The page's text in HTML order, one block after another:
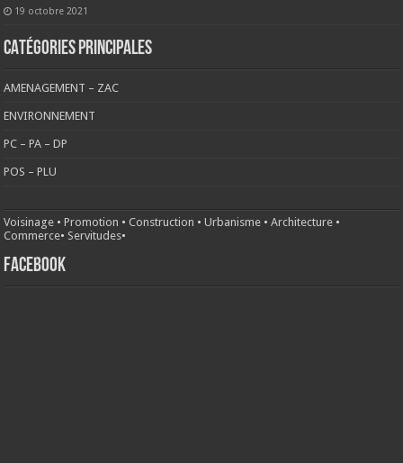
19 octobre 2021
CATÉGORIES PRINCIPALES
AMENAGEMENT – ZAC
ENVIRONNEMENT
PC – PA – DP
POS – PLU
Voisinage •Promotion •Construction •Urbanisme •Architecture •
Commerce• Servitudes•
FACEBOOK